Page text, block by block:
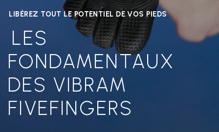
LIBÉREZ TOUT LE POTENTIEL DE VOS PIEDS
LES
FONDAMENTAUX
DES VIBRAM
FIVEFINGERS